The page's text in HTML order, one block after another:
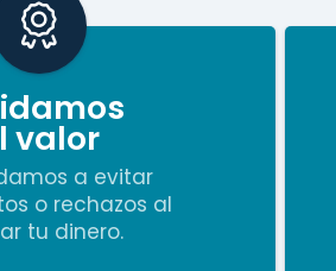
valor
a evitar
o rechazos al
tu dinero.